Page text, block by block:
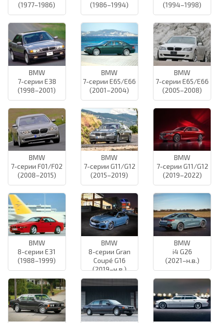
(1977–1986)
(1986–1994)
(1994–1998)
BMW
7-серии E38
(1998–2001)
BMW
7-серии E65/E66
(2001–2004)
BMW
7-серии E65/E66
(2005–2008)
BMW
7-серии F01/F02
(2008–2015)
BMW
7-серии G11/G12
(2015–2019)
BMW
7-серии G11/G12
(2019–2022)
BMW
8-серии E31
(1988–1999)
BMW
8-серии Gran
Coupé G16
(2019–н.в.)
BMW
i4 G26
(2021–н.в.)